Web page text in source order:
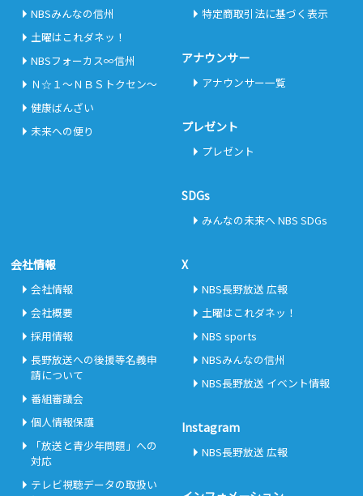
NBSみんなの信州
土曜はこれダネッ！
NBSフォーカス∞信州
Ｎ☆１～ＮＢＳトクセン～
健康ばんざい
未来への便り
特定商取引法に基づく表示
アナウンサー
アナウンサー一覧
プレゼント
プレゼント
SDGs
みんなの未来へ NBS SDGs
会社情報
会社情報
会社概要
採用情報
長野放送への後援等名義申
請について
番組審議会
個人情報保護
「放送と青少年問題」への
対応
テレビ視聴データの取扱い
X
NBS長野放送 広報
土曜はこれダネッ！
NBS sports
NBSみんなの信州
NBS長野放送 イベント情報
Instagram
NBS長野放送 広報